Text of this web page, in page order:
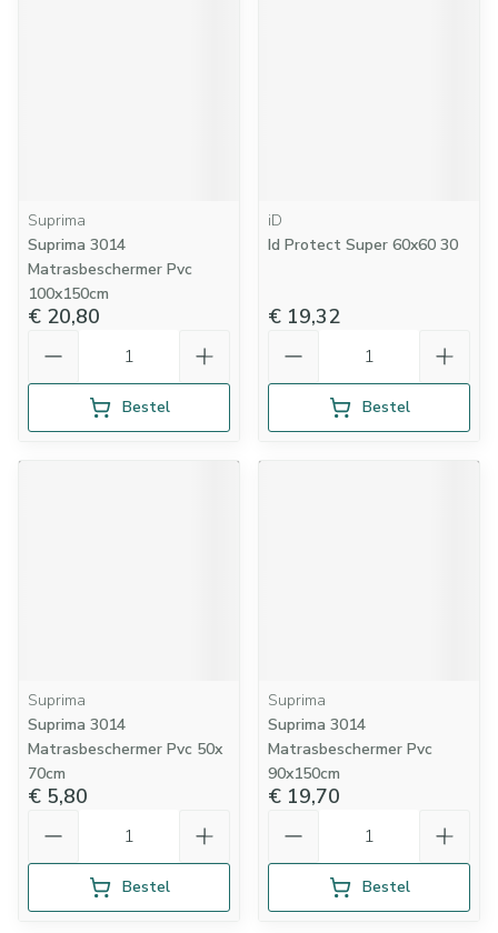
Suprima
Suprima 3014
Matrasbeschermer Pvc
100x150cm
€ 20,80
Bestel
iD
Id Protect Super 60x60 30
€ 19,32
Bestel
Suprima
Suprima 3014
Matrasbeschermer Pvc 50x
70cm
€ 5,80
Bestel
Suprima
Suprima 3014
Matrasbeschermer Pvc
90x150cm
€ 19,70
Bestel